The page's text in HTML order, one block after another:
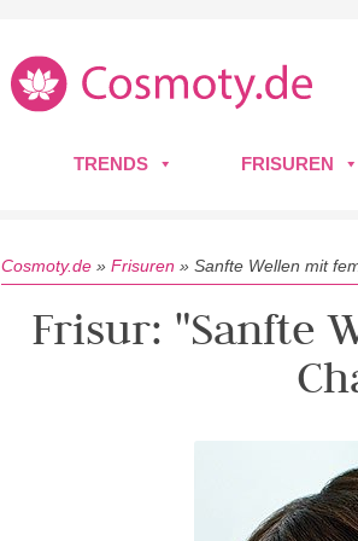
TRENDS FRISUREN
Cosmoty.de » Frisuren » Sanfte Wellen mit
Frisur: "Sanfte